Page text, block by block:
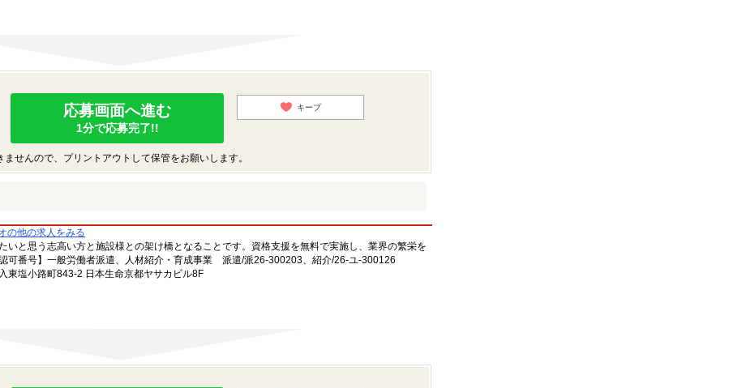
応募画面へ進む
1分で応募完了!!
キープ
せんので、プリントアウトして保管をお願いします。
の他の求人をみる
いと思う志高い方と施設様との架け橋となることです。資格支援を無料で実施し、業界の繁栄を
可番号】一般労働者派遣、人材紹介・育成事業 派遣/派26-300203、紹介/26-ユ-300126
東塩小路町843-2 日本生命京都ヤサカビル8F